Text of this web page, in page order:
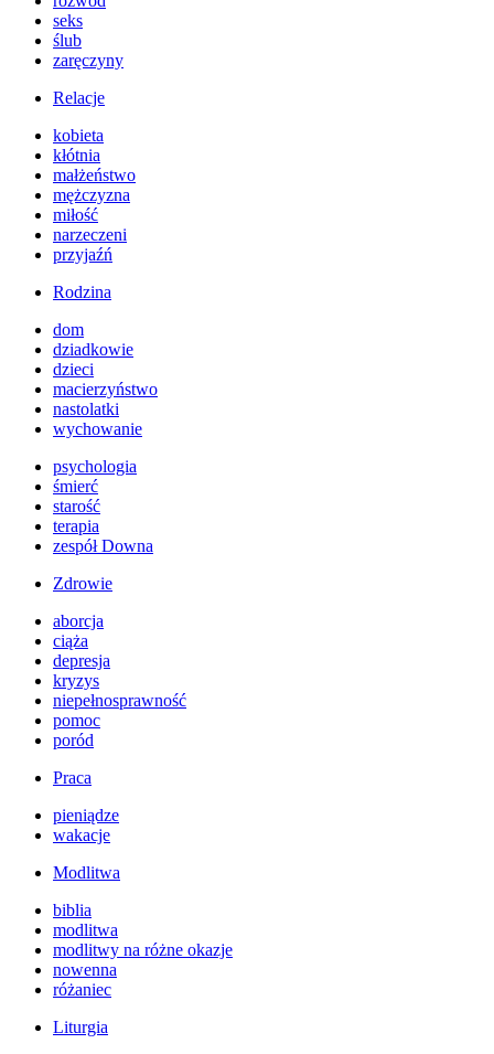
seks
ślub
zaręczyny
Relacje
kobieta
kłótnia
małżeństwo
mężczyzna
miłość
narzeczeni
przyjaźń
Rodzina
dom
dziadkowie
dzieci
macierzyństwo
nastolatki
wychowanie
psychologia
śmierć
starość
terapia
zespół Downa
Zdrowie
aborcja
ciąża
depresja
kryzys
niepełnosprawność
pomoc
poród
Praca
pieniądze
wakacje
Modlitwa
biblia
modlitwa
modlitwy na różne okazje
nowenna
różaniec
Liturgia